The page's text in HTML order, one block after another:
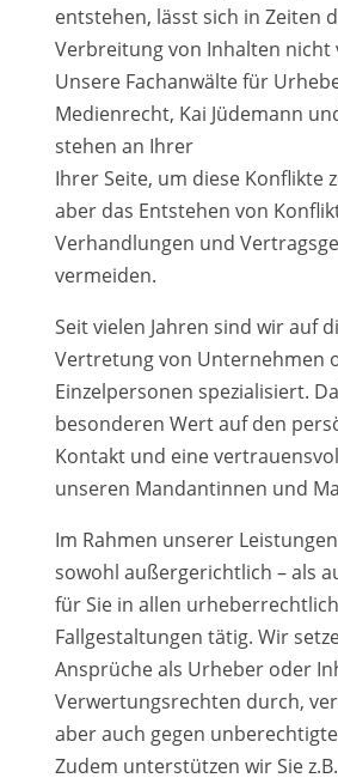
entstehen, lässt sich in Zeiten
Verbreitung von Inhalten nicht
Unsere Fachanwälte für
Medienrecht, Kai Jüdemann
stehen an Ihrer
Ihrer Seite, um diese Konflikte
aber das Entstehen von
Verhandlungen und
vermeiden.
Seit vielen Jahren sind wir auf
Vertretung von Unternehmen
Einzelpersonen spezialisiert.
besonderen Wert auf den
Kontakt und eine
unseren Mandantinnen und
Im Rahmen unserer
sowohl außergerichtlich – als
für Sie in allen
Fallgestaltungen tätig. Wir
Ansprüche als Urheber oder
Verwertungsrechten durch,
aber auch gegen
Zudem unterstützen wir Sie